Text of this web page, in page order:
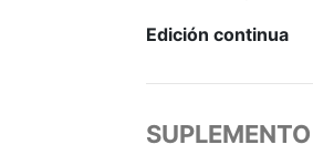
Edición continua
SUPLEMENTO